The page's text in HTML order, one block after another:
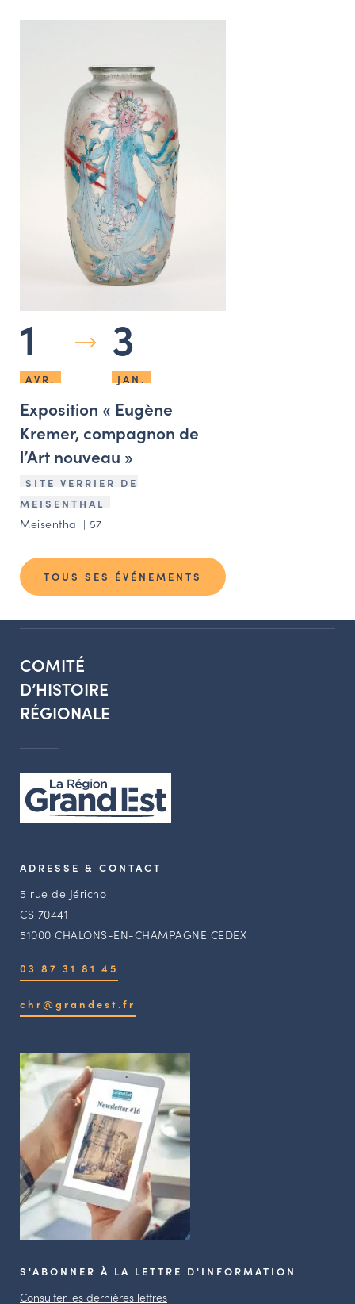
1
AVR.
3
JAN.
Exposition « Eugène
Kremer, compagnon de
l’Art nouveau »
SITE VERRIER DE
MEISENTHAL
Meisenthal | 57
TOUS SES ÉVÉNEMENTS
COMITÉ
D’HISTOIRE
RÉGIONALE
ADRESSE & CONTACT
5 rue de Jéricho
CS 70441
51000 CHALONS-EN-CHAMPAGNE CEDEX
03 87 31 81 45
chr@grandest.fr
S'ABONNER À LA LETTRE D'INFORMATION
Consulter les dernières lettres